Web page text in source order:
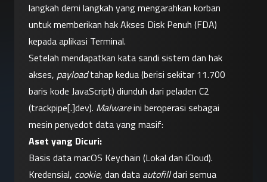
langkah demi langkah yang mengarahkan korban
untuk memberikan hak Akses Disk Penuh (FDA)
kepada aplikasi Terminal.
Setelah mendapatkan kata sandi sistem dan hak
akses, payload tahap kedua (berisi sekitar 11.700
baris kode JavaScript) diunduh dari peladen C2
(trackpipe[.]dev). Malware ini beroperasi sebagai
mesin penyedot data yang masif:
Aset yang Dicuri:
Basis data macOS Keychain (Lokal dan iCloud).
Kredensial, cookie, dan data autofill dari semua